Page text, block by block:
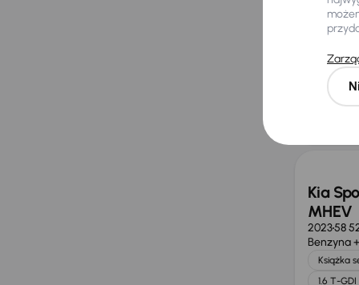
Serwis
na
30 dni
Kia
MHEV
202358
Benzyna
Książka
1.6 T-